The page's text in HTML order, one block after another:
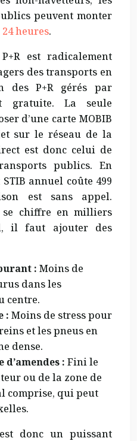
peuvent monter
heures.
est radicalement
des transports en
des P+R gérés par
gratuite. La seule
d’une carte MOBIB
sur le réseau de la
est donc celui de
publics. En
annuel coûte 499
est sans appel.
se chiffre en milliers
il faut ajouter des
: Moins de
dans les
centre.
: Moins de stress pour
et les pneus en
dense.
d’amendes : Fini le
ou de la zone de
comprise, qui peut
donc un puissant